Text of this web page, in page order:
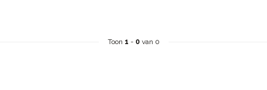
Toon 1 - 0 van 0